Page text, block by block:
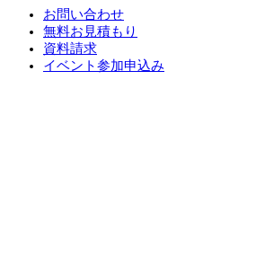
お問い合わせ
無料お見積もり
資料請求
イベント参加申込み